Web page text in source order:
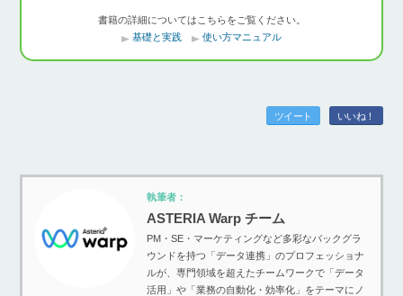
書籍の詳細についてはこちらをご覧ください。
基礎と実践
使い方マニュアル
ツイート いいね！
執筆者：
ASTERIA Warp チーム
PM・SE・マーケティングなど多彩なバックグラ
ウンドを持つ「データ連携」のプロフェッショナ
ルが、専門領域を超えたチームワークで「データ
活用」や「業務の自動化・効率化」をテーマにノ